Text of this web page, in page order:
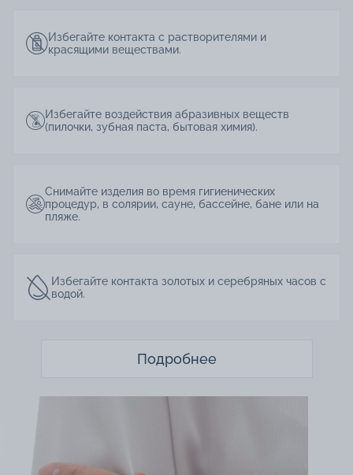
Избегайте контакта с растворителями и
красящими веществами.
Избегайте воздействия абразивных веществ
(пилочки, зубная паста, бытовая химия).
Снимайте изделия во время гигиенических
процедур, в солярии, сауне, бассейне, бане или на
пляже.
Избегайте контакта золотых и серебряных часов с
водой.
Подробнее